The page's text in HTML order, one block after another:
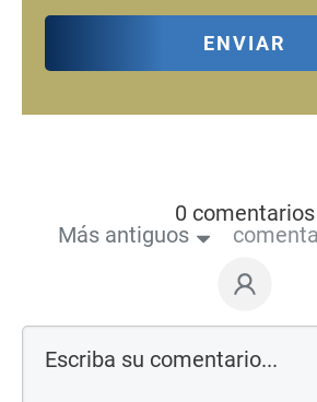
ENVIAR
0 comentarios
Más antiguos